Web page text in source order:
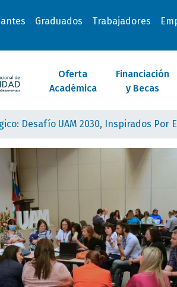
Graduados Trabajadores
Oferta
Académica
Financiación
y Becas
Desafío UAM 2030, Inspirados Por